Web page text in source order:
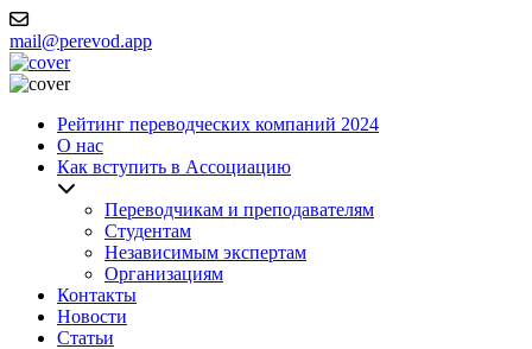
mail@perevod.app
Рейтинг переводческих компаний 2024
О нас
Как вступить в Ассоциацию
Переводчикам и преподавателям
Студентам
Независимым экспертам
Организациям
Контакты
Новости
Статьи